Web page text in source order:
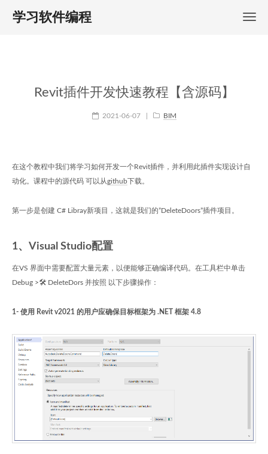
学习软件编程
Revit插件开发快速教程【含源码】
2021-06-07 BIM
在这个教程中我们将学习如何开发一个Revit插件，并利用此插件实现设计自
动化。课程中的源代码 可以从github下载。
第一步是创建 C# Libray新项目，这就是我们的”DeleteDoors”插件项目。
1、Visual Studio配置
在VS 界面中需要配置大量元素，以便能够正确编译代码。在工具栏中单击
Debug >🛠 DeleteDors 并按照 以下步骤操作：
1- 使用 Revit v2021 的用户应确保目标框架为 .NET 框架 4.8